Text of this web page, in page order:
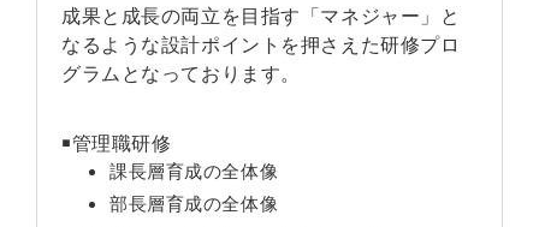
成果と成長の両立を目指す「マネジャー」と
なるような設計ポイントを押さえた研修プロ
グラムとなっております。
￭管理職研修
課長層育成の全体像
部長層育成の全体像